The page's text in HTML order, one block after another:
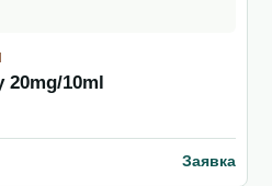
10ml
Заявка